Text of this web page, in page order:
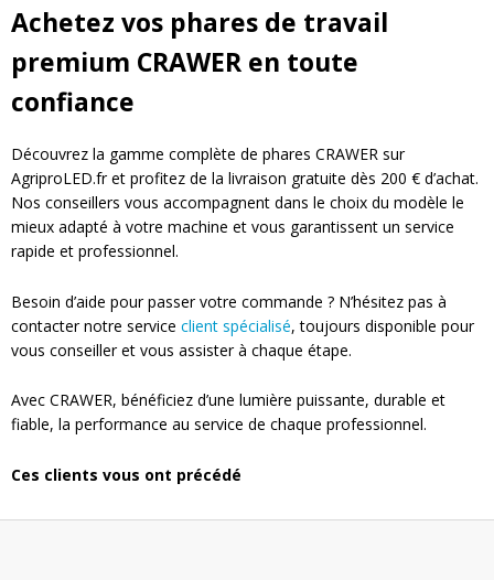
Achetez vos phares de travail
premium CRAWER en toute
confiance
Découvrez la gamme complète de phares CRAWER sur
AgriproLED.fr et profitez de la livraison gratuite dès 200 € d’achat.
Nos conseillers vous accompagnent dans le choix du modèle le
mieux adapté à votre machine et vous garantissent un service
rapide et professionnel.
Besoin d’aide pour passer votre commande ? N’hésitez pas à
contacter notre service client spécialisé, toujours disponible pour
vous conseiller et vous assister à chaque étape.
Avec CRAWER, bénéficiez d’une lumière puissante, durable et
fiable, la performance au service de chaque professionnel.
Ces clients vous ont précédé